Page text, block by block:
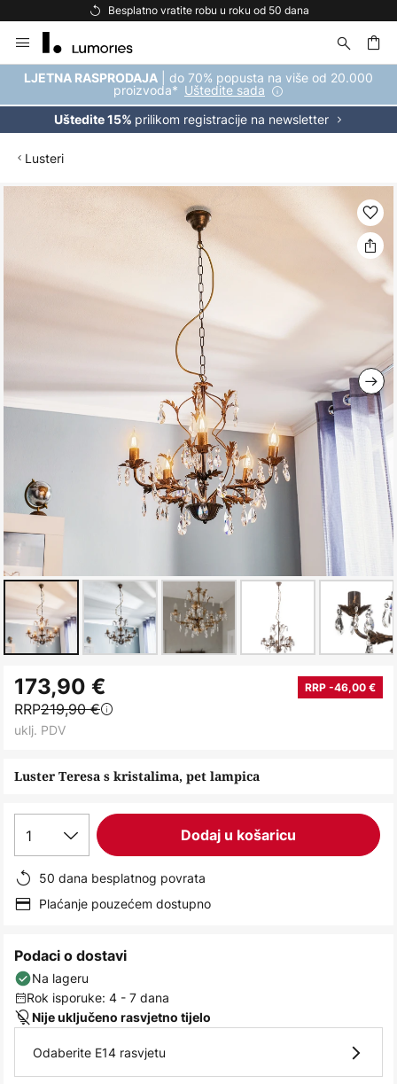
Besplatno vratite robu u roku od 50 dana
to
Content
LJETNA RASPRODAJA | do 70% popusta na više od 20.000
proizvoda* Uštedite sada
Uštedite 15% prilikom registracije na newsletter
Lusteri
to
the
beginning
the
Luster Teresa s kristalima, pet lampica
173,90 € RRP -46,00 €
RRP219,90 €
uklj. PDV
1 Dodaj u košaricu
50 dana besplatnog povrata
Plaćanje pouzećem dostupno
Podaci o dostavi
Na lageru
Rok isporuke: 4 - 7 dana
Nije uključeno rasvjetno tijelo
Odaberite E14 rasvjetu